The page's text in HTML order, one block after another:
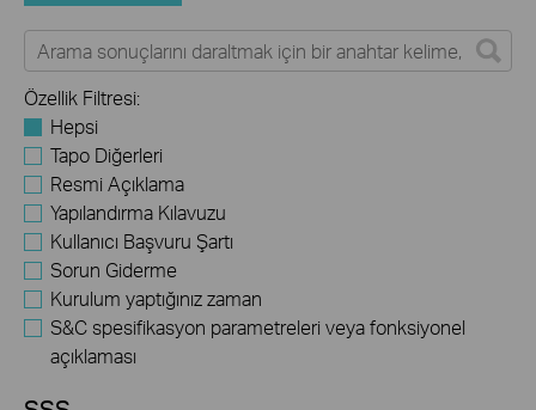
Özellik Filtresi:
Hepsi
Tapo Diğerleri
Resmi Açıklama
Yapılandırma Kılavuzu
Kullanıcı Başvuru Şartı
Sorun Giderme
Kurulum yaptığınız zaman
S&C spesifikasyon parametreleri veya fonksiyonel
açıklaması